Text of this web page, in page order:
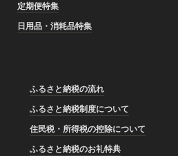
定期便特集
日用品・消耗品特集
ふるさと納税の流れ
ふるさと納税制度について
住民税・所得税の控除について
ふるさと納税のお礼特典